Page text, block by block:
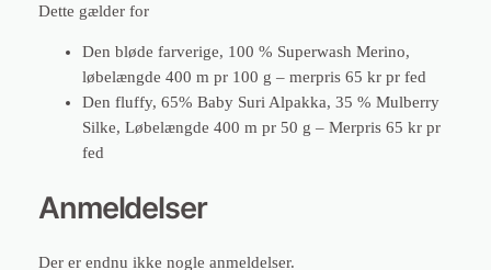
Dette gælder for
Den bløde farverige, 100 % Superwash Merino,
løbelængde 400 m pr 100 g – merpris 65 kr pr fed
Den fluffy, 65% Baby Suri Alpakka, 35 % Mulberry
Silke, Løbelængde 400 m pr 50 g – Merpris 65 kr pr
fed
Anmeldelser
Der er endnu ikke nogle anmeldelser.